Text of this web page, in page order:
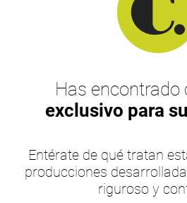
Has encontrado
exclusivo para
Entérate de qué tratan
producciones
riguroso y